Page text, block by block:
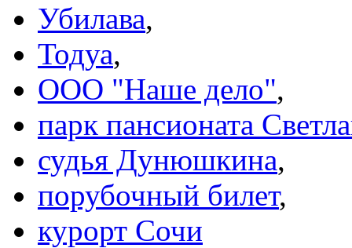
Убилава,
Тодуа,
ООО "Наше дело",
парк пансионата
судья Дунюшкина,
порубочный билет,
курорт Сочи